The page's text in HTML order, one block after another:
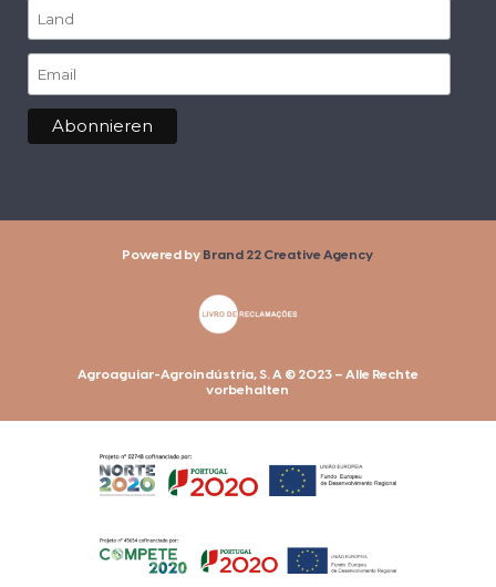
Powered by Brand 22 Creative Agency
Agroaguiar-Agroindústria, S. A © 2023 – Alle Rechte
vorbehalten